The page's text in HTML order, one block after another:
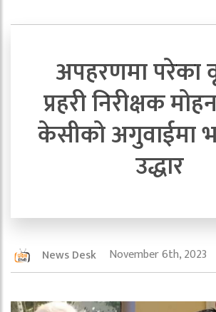
अपहरणमा परेका
प्रहरी निरीक्षक
केसीको अगुवाईमा
उद्धार
News Desk November 6th, 2023